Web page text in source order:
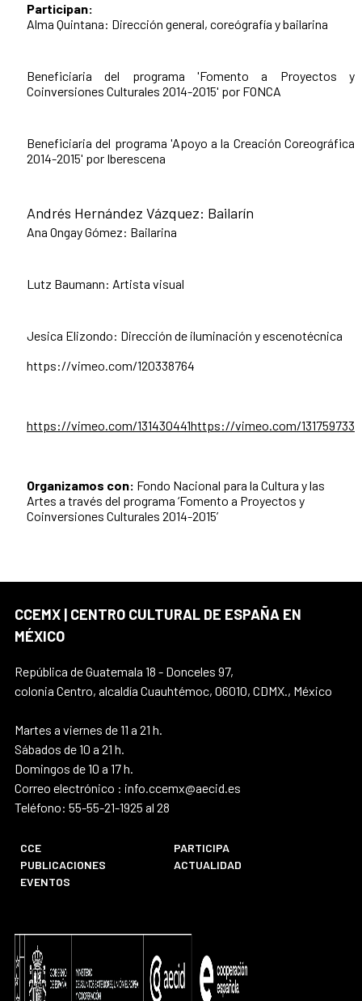
Participan:
Alma Quintana: Dirección general, coreógrafía y bailarina
Beneficiaria del programa 'Fomento a Proyectos y
Coinversiones Culturales 2014-2015' por FONCA
Beneficiaria del programa 'Apoyo a la Creación Coreográfica
2014-2015' por Iberescena
Andrés Hernández Vázquez: Bailarín
Ana Ongay Gómez: Bailarina
Lutz Baumann: Artista visual
Jesica Elizondo: Dirección de iluminación y escenotécnica
https://vimeo.com/120338764
https://vimeo.com/131430441https://vimeo.com/131759733
Organizamos con: Fondo Nacional para la Cultura y las
Artes a través del programa ‘Fomento a Proyectos y
Coinversiones Culturales 2014-2015’
CCEMX | CENTRO CULTURAL DE ESPAÑA EN
MÉXICO
República de Guatemala 18 - Donceles 97,
colonia Centro, alcaldía Cuauhtémoc, 06010, CDMX., México
Martes a viernes de 11 a 21 h.
Sábados de 10 a 21 h.
Domingos de 10 a 17 h.
Correo electrónico : info.ccemx@aecid.es
Teléfono: 55-55-21-1925 al 28
CCE
PARTICIPA
PUBLICACIONES
ACTUALIDAD
EVENTOS